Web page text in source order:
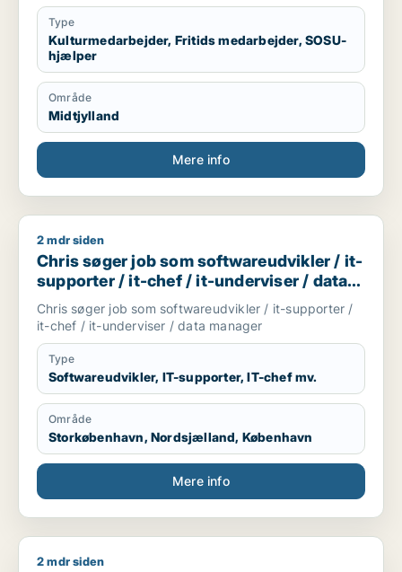
Type
Kulturmedarbejder, Fritids medarbejder, SOSU-
hjælper
Område
Midtjylland
Mere info
Chris søger job som softwareudvikler / it-supporter / it-
2 mdr siden
Chris søger job som softwareudvikler / it-
supporter / it-chef / it-underviser / data
manager
Chris søger job som softwareudvikler / it-supporter /
it-chef / it-underviser / data manager
Type
Softwareudvikler, IT-supporter, IT-chef mv.
Område
Storkøbenhavn, Nordsjælland, København
Mere info
Andrea søger job som tjener / cafémedarbejder / fritids
2 mdr siden